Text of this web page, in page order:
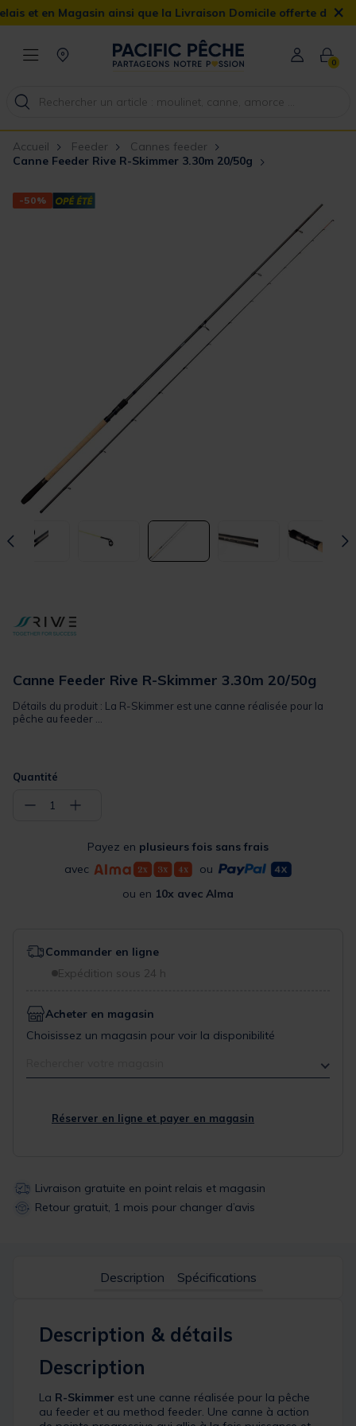
Magasin ainsi que la Livraison Domicile offerte dès 90€ ×
0
Accueil Feeder
Cannes feeder
Canne Feeder Rive R-Skimmer 3.30m 20/50g
-50%
Canne Feeder Rive R-Skimmer 3.30m 20/50g
Détails du produit : La R-Skimmer est une canne réalisée pour la
pêche au feeder ...
Quantité
− 1 +
Payez en plusieurs fois sans frais
avec
ou
ou en 10x avec Alma
Commander en ligne
Expédition sous 24 h
Acheter en magasin
Choisissez un magasin pour voir la disponibilité
Réserver en ligne et payer en magasin
Livraison gratuite en point relais et magasin
Retour gratuit, 1 mois pour changer d’avis
Description Spécifications
Description & détails
Description
La R-Skimmer est une canne réalisée pour la pêche
au feeder et au method feeder. Une canne à action